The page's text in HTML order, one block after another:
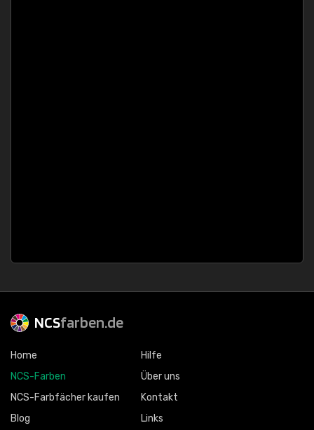
NCSfarben.de
Home
NCS-Farben
NCS-Farbfächer kaufen
Blog
Hilfe
Über uns
Kontakt
Links